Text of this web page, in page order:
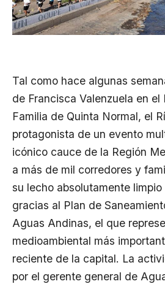
Tal como hace algunas
de Francisca Valenzuela en el
Familia de Quinta Normal, el
protagonista de un evento
icónico cauce de la Región
a más de mil corredores y
su lecho absolutamente limpio
gracias al Plan de
Aguas Andinas, el que
medioambiental más
reciente de la capital. La
por el gerente general de